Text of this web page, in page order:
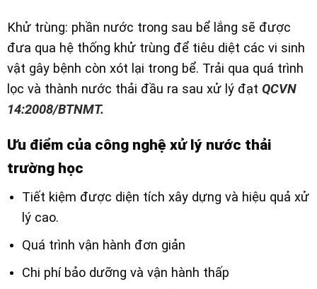
Khử trùng: phần nước trong sau bể lắng sẽ được
đưa qua hệ thống khử trùng để tiêu diệt các vi sinh
vật gây bệnh còn xót lại trong bể. Trải qua quá trình
lọc và thành nước thải đầu ra sau xử lý đạt QCVN
14:2008/BTNMT.
Ưu điểm của công nghệ xử lý nước thải
trường học
Tiết kiệm được diện tích xây dựng và hiệu quả xử
lý cao.
Quá trình vận hành đơn giản
Chi phí bảo dưỡng và vận hành thấp